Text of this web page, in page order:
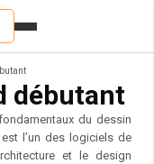
débutant
du dessin
l’un des logiciels de
et le design